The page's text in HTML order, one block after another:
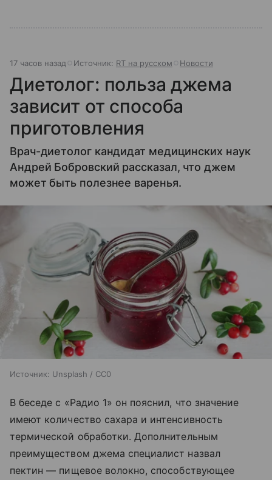
17 часов назад Источник: RT на русском Новости
Диетолог: польза джема
зависит от способа
приготовления
Врач-диетолог кандидат медицинских наук
Андрей Бобровский рассказал, что джем
может быть полезнее варенья.
Источник: Unsplash / CC0
В беседе с «Радио 1» он пояснил, что значение
имеют количество сахара и интенсивность
термической обработки. Дополнительным
преимуществом джема специалист назвал
пектин — пищевое волокно, способствующее